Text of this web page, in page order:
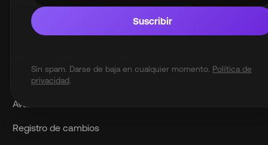
Suscribir
Sin spam. Darse de baja en cualquier momento. Política de
privacidad.
Precios
MCP Server
Avanzado Características
Registro de cambios